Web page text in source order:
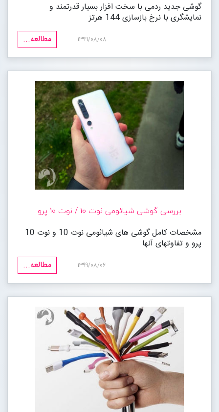
گوشی جدید ردمی با سخت افزار بسیار قدرتمند و
نمایشگری با نرخ بازسازی 144 هرتز
مطالعه...
1399/08/08
بررسی گوشی شیائومی نوت 10 / نوت 10 پرو
مشخصات کامل گوشی های شیائومی نوت 10 و نوت 10
پرو و تفاوتهای آنها
مطالعه...
1399/08/06